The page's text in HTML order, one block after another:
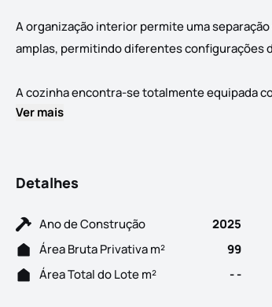
A organização interior permite uma
amplas, permitindo diferentes configurações
A cozinha encontra-se totalmente equipada
Ver mais
Detalhes
Ano de Construção 2025
Área Bruta Privativa m²
99
Área Total do Lote m²
- -